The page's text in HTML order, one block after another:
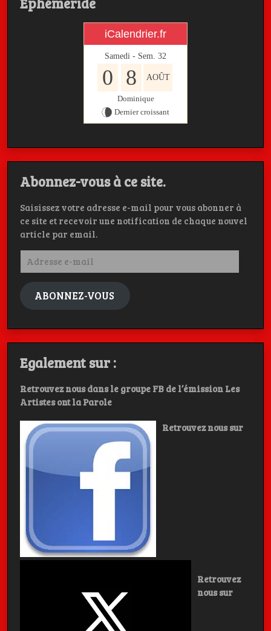
iCalendrier.fr
Samedi - Sem. 32
0 8 AOÛT
Dominique
Dernier croissant
Abonnez-vous à ce site.
Saisissez votre adresse e-mail pour vous abonner à
ce site et recevoir une notification de chaque nouvel
article par email.
Adresse
mail
ABONNEZ-VOUS
Egalement sur :
Retrouvez nous dans le groupe FB de l’émission Les
Artistes ont la Parole
Retrouvez nous sur
Retrouvez
nous sur